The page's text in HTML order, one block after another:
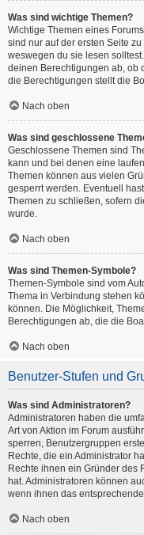
Was sind wichtige Themen?
Wichtige Themen eines
sind nur auf der ersten Seite
weswegen du sie lesen
deinen Berechtigungen ab, ob
die Berechtigungen stellt die
Nach oben
Was sind geschlossene
Geschlossene Themen sind
kann und bei denen eine
Themen können aus vielen
gesperrt werden. Eventuell
Themen zu schließen, sofern
wurde.
Nach oben
Was sind Themen-Symbole?
Themen-Symbole sind vom
Thema in Verbindung stehen
können. Die Möglichkeit,
Berechtigungen ab, die die
Nach oben
Benutzer-Stufen und
Was sind Administratoren?
Administratoren haben die
Art von Aktion im Forum
sperren, Benutzergruppen
Rechte, die ein Administrator
Rechte ihnen ein Gründer des
hat. Administratoren können
wenn ihnen das
Nach oben